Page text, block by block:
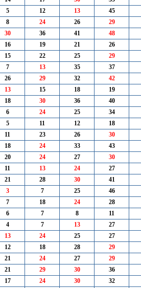
5 12 13 45
8 24 26 29
30 36 41 48
16 19 21 26
15 22 25 29
7 13 35 37
26 29 32 42
13 15 18 19
18 30 36 40
6 24 25 34
5 11 12 18
11 23 26 30
18 24 33 43
20 24 27 30
11 13 24 27
21 28 30 41
3 7 25 46
7 18 24 28
6 7 8 11
4 7 13 27
13 24 25 27
12 18 28 29
21 24 27 29
21 29 30 36
17 24 30 32